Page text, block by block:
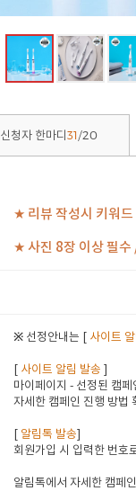
신청자 한마디 31/20
★ 리뷰 작성시 키워드
★ 사진 8장 이상 필
※ 선정안내는 [ 사이트
사이트 알림 발송
마이페이지 - 선정된 캠
자세한 캠페인 진행 방법
알림톡 발송
회원가입 시 입력한 번호
알림톡에서 자세한 캠페